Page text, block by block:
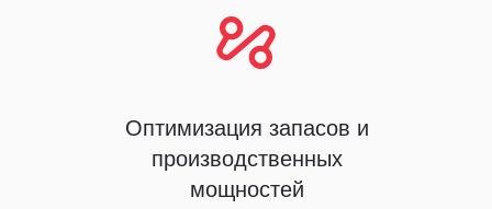
Оптимизация запасов и
производственных
мощностей